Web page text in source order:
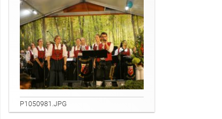
P1050981.JPG